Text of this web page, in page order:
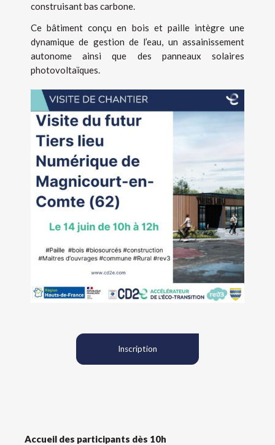
construisant bas carbone.
Ce bâtiment conçu en bois et paille intègre une
dynamique de gestion de l’eau, un assainissement
autonome ainsi que des panneaux solaires
photovoltaïques.
Inscription
Accueil des participants dès 10h